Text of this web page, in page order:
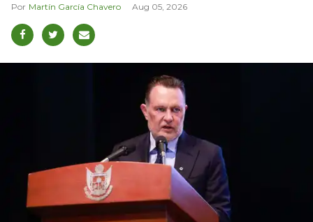
Martín García Chavero Aug 05, 2026